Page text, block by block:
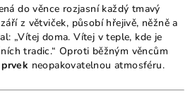
do věnce rozjasní každý tmavý
z větviček, působí hřejivě, něžně a
„Vítej doma. Vítej v teple, kde je
tradic.“ Oproti běžným věncům
neopakovatelnou atmosféru.